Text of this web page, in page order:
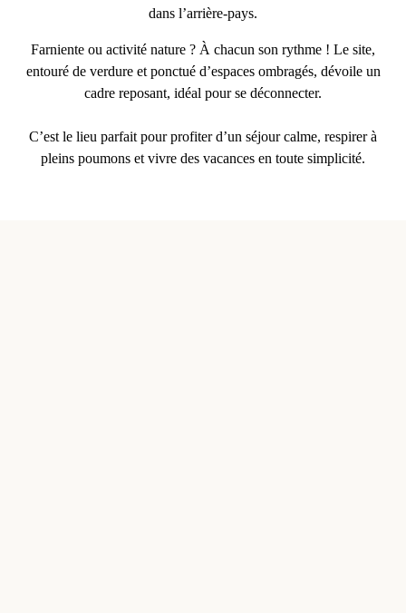
dans l’arrière-pays.
Farniente ou activité nature ? À chacun son rythme ! Le site,
entouré de verdureet ponctué d’espaces ombragés, dévoile un
cadre reposant, idéal pour se déconnecter.
C’est le lieu parfait pour profiter d’un séjour calme, respirer à
pleins poumons et vivre des vacances en toute simplicité.